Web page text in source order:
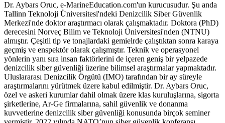
Dr. Aybars Oruc, e-MarineEducation.com'un kurucusudur. Şu anda
Tallinn Teknoloji Üniversitesi'ndeki Denizcilik Siber Güvenlik
Merkezi'nde doktor araştırmacı olarak çalışmaktadır. Doktora (PhD)
derecesini Norveç Bilim ve Teknoloji Üniversitesi'nden (NTNU)
almıştır. Çeşitli tip ve tonajlardaki gemielrde çalıştıktan sonra karaya
geçmiş ve enspektör olarak çalışmıştır. Teknik ve operasyonel
yönlerin yanı sıra insan faktörlerini de içeren geniş bir yelpazede
denizcilik siber güvenliği üzerine bilimsel araştırmalar yapmaktadır.
Uluslararası Denizcilik Örgütü (IMO) tarafından bir ay süreyle
araştırmalarını yürütmek üzere kabul edilmiştir. Dr. Aybars Oruc,
özel ve askeri kurumlar dahil olmak üzere klas kuruluşlarına, sigorta
şirketlerine, Ar-Ge firmalarına, sahil güvenlik ve donanma
kuvvetlerine denizcilik siber güvenliği konusunda birçok seminer